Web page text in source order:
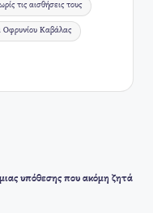
τις αισθήσεις τους
Οφρυνίου Καβάλας
υπόθεσης που ακόμη ζητά